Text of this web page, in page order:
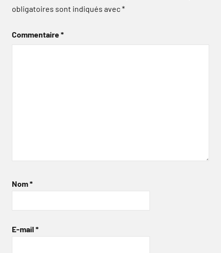
obligatoires sont indiqués avec*
Commentaire*
Nom*
E-mail *